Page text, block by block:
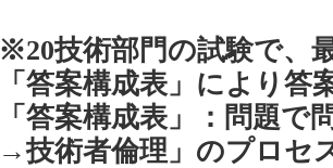
※20技術部門の試験で、
「答案構成表」により答
「答案構成表」：問題
→技術者倫理」のプロセ